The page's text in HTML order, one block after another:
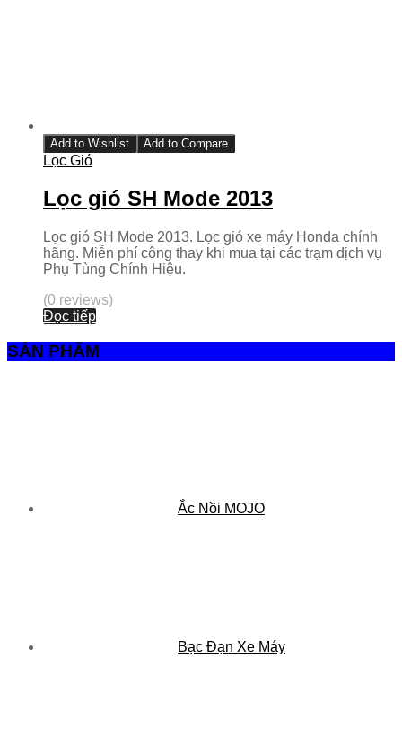
Add to Wishlist Add to Compare
Lọc Gió
Lọc gió SH Mode 2013
Lọc gió SH Mode 2013. Lọc gió xe máy Honda chính
hãng. Miễn phí công thay khi mua tại các trạm dịch vụ
Phụ Tùng Chính Hiệu.
(0 reviews)
Đọc tiếp
SẢN PHẨM
Ắc Nồi MOJO
Bạc Đạn Xe Máy